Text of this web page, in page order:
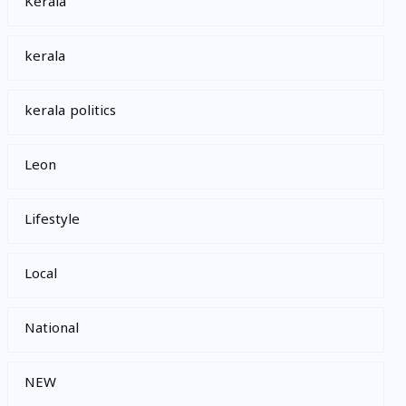
kerala
kerala politics
Leon
Lifestyle
Local
National
NEW